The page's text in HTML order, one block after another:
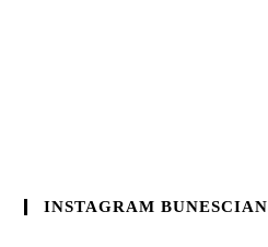
INSTAGRAM BUNESCIAN